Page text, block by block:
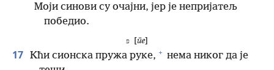
Моји синови су очајни, јер је непријатељ
победио.
פ [пе]
17 Кћи сионска пружа руке, + нема никог да је